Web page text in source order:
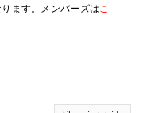
ます。メンバーズはこ